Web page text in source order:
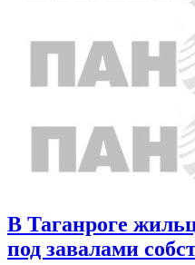
В Таганроге
под завалами